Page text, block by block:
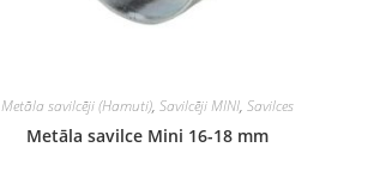
Metāla savilcēji (Hamuti), Savilcēji MINI, Savilces
Metāla savilce Mini 16-18 mm